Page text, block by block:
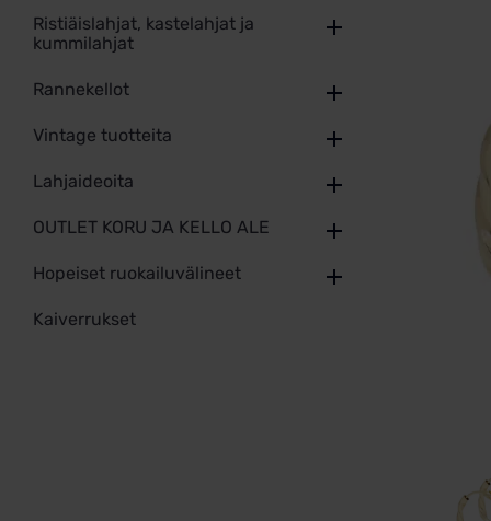
Ristiäislahjat, kastelahjat ja
kummilahjat
Rannekellot
Vintage tuotteita
Lahjaideoita
OUTLET KORU JA KELLO ALE
Hopeiset ruokailuvälineet
Kaiverrukset